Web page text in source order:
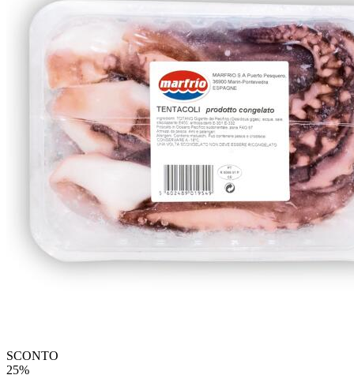
SCONTO
25%